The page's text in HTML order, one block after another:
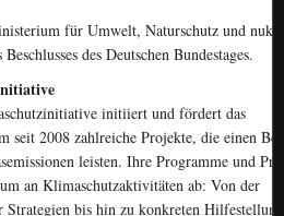
für Umwelt, Naturschutz und
des Deutschen Bundestages.
initiiert und fördert das
seit 2008 zahlreiche Projekte, die einen
leisten. Ihre Programme und
an Klimaschutzaktivitäten ab: Von der
bis hin zu konkreten